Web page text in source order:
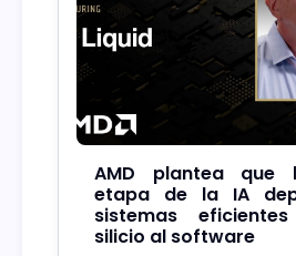
AMD plantea que
etapa de la IA
sistemas
silicio al software